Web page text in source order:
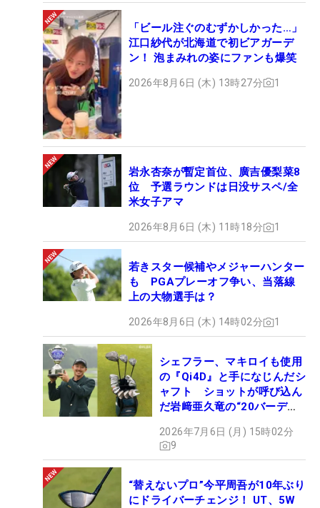
「ビール注ぐのむずかしかった…」
江口紗代が北海道で初ビアガーデ
ン！ 泡まみれの姿にファンも爆笑
2026年8月6日 (木) 13時27分 1
岩永杏奈が暫定首位、廣吉優梨菜8
位 予選ラウンドは日没サスペ/全
米女子アマ
2026年8月6日 (木) 11時18分 1
若きスター候補やメジャーハンター
も PGAプレーオフ争い、当落線
上の大物選手は？
2026年8月6日 (木) 14時02分 1
シェフラー、マキロイも使用
の『Qi4D』と手になじんだシ
ャフト ショットが呼び込ん
だ岩﨑亜久竜の“20バーデ
2026年7月6日 (月) 15時02分
9
“替えないプロ”今平周吾が10年ぶり
にドライバーチェンジ！ UT、5W